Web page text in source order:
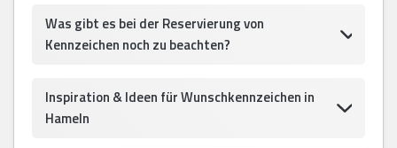
Was gibt es bei der Reservierung von
Kennzeichen noch zu beachten?
Inspiration & Ideen für Wunschkennzeichen in
Hameln